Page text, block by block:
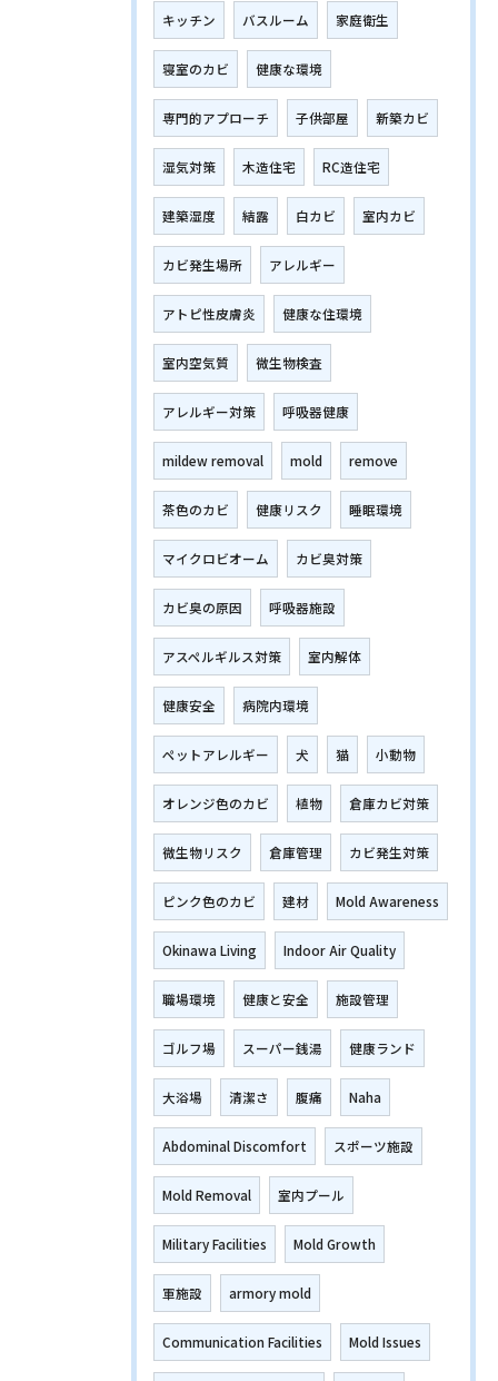
キッチン バスルーム 家庭衛生
寝室のカビ 健康な環境
専門的アプローチ 子供部屋 新築カビ
湿気対策 木造住宅 RC造住宅
建築湿度 結露 白カビ 室内カビ
カビ発生場所 アレルギー
アトピ性皮膚炎 健康な住環境
室内空気質 微生物検査
アレルギー対策 呼吸器健康
mildew removal mold remove
茶色のカビ 健康リスク 睡眠環境
マイクロビオーム カビ臭対策
カビ臭の原因 呼吸器施設
アスペルギルス対策 室内解体
健康安全 病院内環境
ペットアレルギー 犬 猫 小動物
オレンジ色のカビ 植物 倉庫カビ対策
微生物リスク 倉庫管理 カビ発生対策
ピンク色のカビ 建材 Mold Awareness
Okinawa Living Indoor Air Quality
職場環境 健康と安全 施設管理
ゴルフ場 スーパー銭湯 健康ランド
大浴場 清潔さ 腹痛 Naha
Abdominal Discomfort スポーツ施設
Mold Removal 室内プール
Military Facilities Mold Growth
軍施設 armory mold
Communication Facilities Mold Issues